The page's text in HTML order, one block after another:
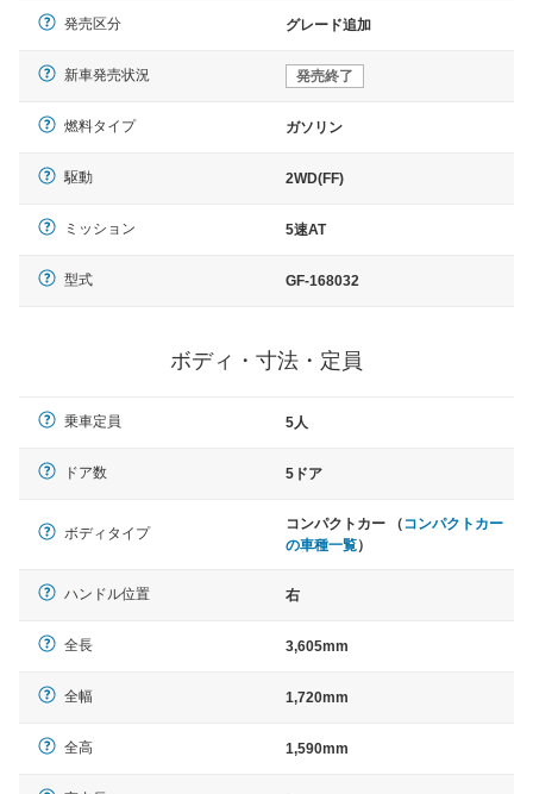
発売区分 グレード追加
新車発売状況 発売終了
燃料タイプ ガソリン
駆動 2WD(FF)
ミッション 5速AT
型式 GF-168032
ボディ・寸法・定員
乗車定員 5人
ドア数 5ドア
ボディタイプ
コンパクトカー （コンパクトカー
の車種一覧）
ハンドル位置 右
全長 3,605mm
全幅 1,720mm
全高 1,590mm